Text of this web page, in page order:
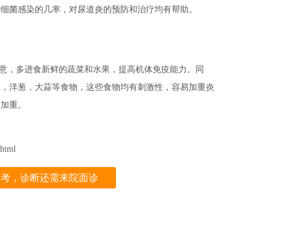
菌感染的几率，对尿道炎的预防和治疗均有帮助。
多进食新鲜的蔬菜和水果，提高机体免疫能力。同
洋葱，大蒜等食物，这些食物均有刺激性，容易加重炎
重。
，诊断还需来院面诊